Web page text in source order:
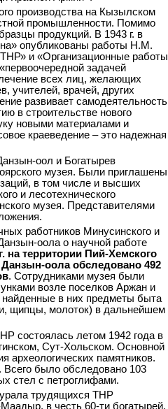
производства на Кызылском
промышленности. Помимо
продукций. В 1943 г. в
опубликованы работы Н.М.
и «Организационные работы
задачей
всех лиц, желающих
учителей, врачей, других
развивает самодеятельность
в строительстве нового
новыми материалами и
краеведение – это надежная
оол и Богатырев
музея. Были приглашены
в том числе и высших
и лесотехнического
музея. Представителями
работников Минусинского и
оола о научной работе
на территории Пий-Хемского
оола обследовано 492
. Сотрудниками музея были
возле поселков Аржан и
найденные в них предметы быта
щипцы, молоток) в дальнейшем
состоялась летом 1942 года в
Сут-Хольском. Основной
археологических памятников.
Всего было обследовано 103
стел с петроглифами.
трудящихся ТНР
в честь 60-ти богатырей,